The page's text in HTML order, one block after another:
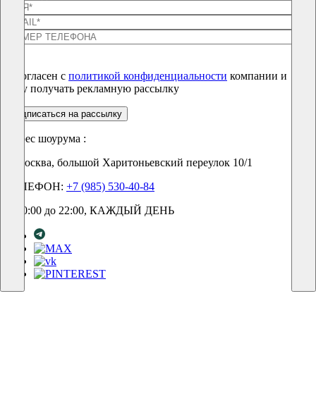
Я согласен с политикой конфиденциальности компании и
хочу получать рекламную рассылку
подписаться на рассылку
Адрес шоурума :
г. Москва, большой Харитоньевский переулок 10/1
ТЕЛЕФОН: +7 (985) 530-40-84
С 10:00 до 22:00, КАЖДЫЙ ДЕНЬ